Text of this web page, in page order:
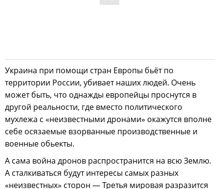
Украина при помощи стран Европы бьёт по
территории России, убивает наших людей. Очень
может быть, что однажды европейцы проснутся в
другой реальности, где вместо политического
мухлежа с «неизвестными дронами» окажутся вполне
себе осязаемые взорванные производственные и
военные обьекты.
А сама война дронов распространится на всю Землю.
А сталкиваться будут интересы самых разных
«неизвестных» сторон — Третья мировая разразится